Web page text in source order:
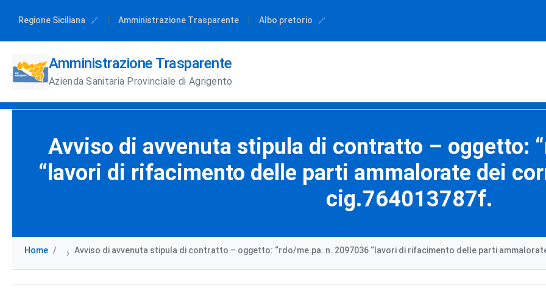
Regione Siciliana Amministrazione Trasparente Albo pretorio
Amministrazione Trasparente
Azienda Sanitaria Provinciale di Agrigento
Avviso di avvenuta stipula di contratto – oggetto:
“lavori di rifacimento delle parti ammalorate dei
cig.764013787f.
Home › Avviso di avvenuta stipula di contratto – oggetto: “rdo/me.pa. n. 2097036 “lavori di rifacimento delle parti